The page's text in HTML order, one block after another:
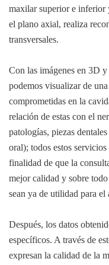
maxilar superior e inferior
el plano axial, realiza
transversales.
Con las imágenes en 3D
podemos visualizar de
comprometidas en la
relación de estas con el
patologías, piezas
oral); todos estos
finalidad de que la
mejor calidad y sobre
sean ya de utilidad para el
Después, los datos
específicos. A través de
expresan la calidad de la